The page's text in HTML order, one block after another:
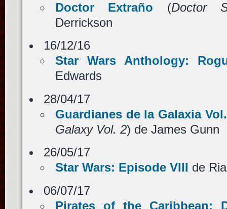
Doctor Extraño (Doctor
Derrickson
16/12/16
Star Wars Anthology:
Edwards
28/04/17
Guardianes de la Galaxia
Galaxy Vol. 2) de James Gunn
26/05/17
Star Wars: Episode VIII de
06/07/17
Pirates of the Caribbean: